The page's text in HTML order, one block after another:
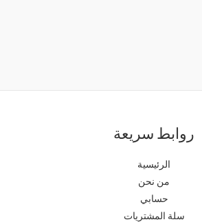
روابط سريعة
الرئيسية
من نحن
حسابي
سلة المشتريات